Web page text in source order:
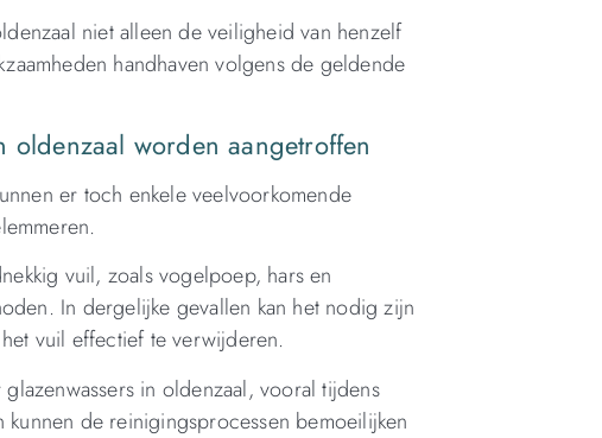
niet alleen de veiligheid van henzelf
handhaven volgens de geldende
worden aangetroffen
er toch enkele veelvoorkomende
vuil, zoals vogelpoep, hars en
In dergelijke gevallen kan het nodig zijn
vuil effectief te verwijderen.
in oldenzaal, vooral tijdens
de reinigingsprocessen bemoeilijken